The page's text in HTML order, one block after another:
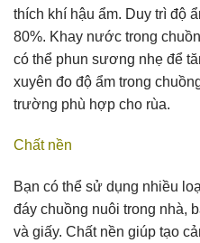
thích khí hậu ẩm. Duy trì độ
80%. Khay nước trong
có thể phun sương nhẹ để
xuyên đo độ ẩm trong
trường phù hợp cho rùa.
Chất nền
Bạn có thể sử dụng nhiều
đáy chuồng nuôi trong nhà,
và giấy. Chất nền giúp tạo